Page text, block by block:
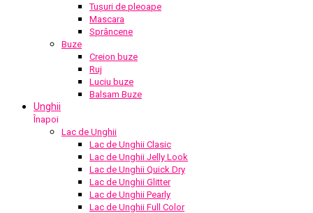
Tușuri de pleoape
Mascara
Sprâncene
Buze
Creion buze
Ruj
Luciu buze
Balsam Buze
Unghii
Înapoi
Lac de Unghii
Lac de Unghii Clasic
Lac de Unghii Jelly Look
Lac de Unghii Quick Dry
Lac de Unghii Glitter
Lac de Unghii Pearly
Lac de Unghii Full Color